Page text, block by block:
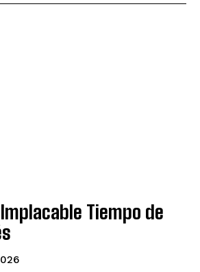
Tiempo de